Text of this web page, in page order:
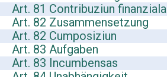
Art. 81 Contribuziun finanziala
Art. 82 Zusammensetzung
Art. 82 Cumposiziun
Art. 83 Aufgaben
Art. 83 Incumbensas